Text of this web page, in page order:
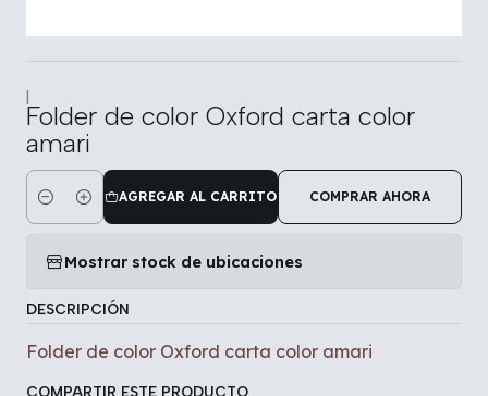
|
Folder de color Oxford carta color
amari
Cantidad
AGREGAR AL CARRITO COMPRAR AHORA
Mostrar stock de ubicaciones
DESCRIPCIÓN
Folder de color Oxford carta color amari
COMPARTIR ESTE PRODUCTO